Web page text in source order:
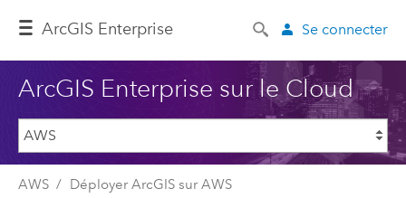
ArcGIS Enterprise Se connecter
ArcGIS Enterprise sur le Cloud
AWS
Déployer ArcGIS sur AWS